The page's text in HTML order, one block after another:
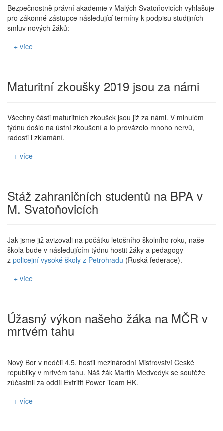
Bezpečnostně právní akademie v Malých Svatoňovicích vyhlašuje
pro zákonné zástupce následující termíny k podpisu studijních
smluv nových žáků:
+ více
Maturitní zkoušky 2019 jsou za námi
Všechny části maturitních zkoušek jsou již za námi. V minulém
týdnu došlo na ústní zkoušení a to provázelo mnoho nervů,
radosti i zklamání.
+ více
Stáž zahraničních studentů na BPA v
M. Svatoňovicích
Jak jsme již avizovali na počátku letošního školního roku, naše
škola bude v následujícím týdnu hostit žáky a pedagogy
z policejní vysoké školy z Petrohradu (Ruská federace).
+ více
Úžasný výkon našeho žáka na MČR v
mrtvém tahu
Nový Bor v neděli 4.5. hostil mezinárodní Mistrovství České
republiky v mrtvém tahu. Náš žák Martin Medvedyk se soutěže
zúčastnil za oddíl Extrifit Power Team HK.
+ více